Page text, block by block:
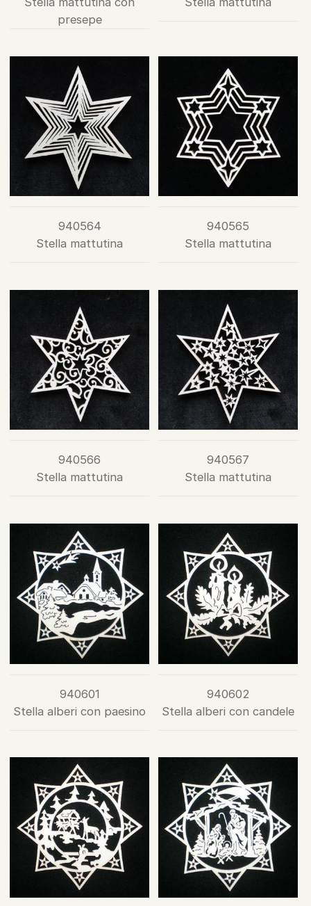
presepe
940564
Stella mattutina
940565
Stella mattutina
940566
Stella mattutina
940567
Stella mattutina
940601
Stella alberi con paesino
940602
Stella alberi con candele